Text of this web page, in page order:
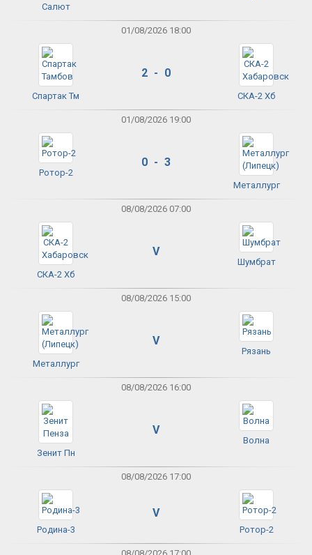
Салют
01/08/2026 18:00
Спартак Тм
2 - 0
СКА-2 Хб
01/08/2026 19:00
Ротор-2
0 - 3
Металлург
08/08/2026 07:00
СКА-2 Хб
V
Шумбрат
08/08/2026 15:00
Металлург
V
Рязань
08/08/2026 16:00
Зенит Пн
V
Волна
08/08/2026 17:00
Родина-3
V
Ротор-2